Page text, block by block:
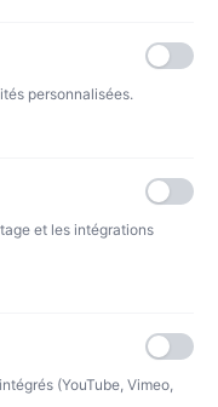
personnalisées.
et les intégrations
(YouTube, Vimeo,